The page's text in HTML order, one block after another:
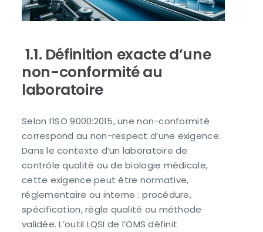
1.1. Définition exacte d’une
non-conformité au
laboratoire
Selon l’ISO 9000:2015, une non-conformité
correspond au non-respect d’une exigence.
Dans le contexte d’un laboratoire de
contrôle qualité ou de biologie médicale,
cette exigence peut être normative,
réglementaire ou interne : procédure,
spécification, règle qualité ou méthode
validée. L’outil LQSI de l’OMS définit